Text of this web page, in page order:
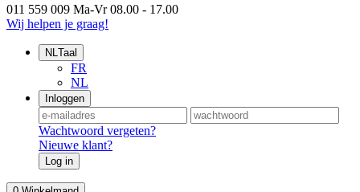
011 559 009 Ma-Vr 08.00 - 17.00
Wij helpen je graag!
NLTaal
FR
NL
Inloggen
Wachtwoord vergeten?
Nieuwe klant?
Log in